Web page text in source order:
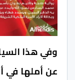
وفي هذا
عن أملها في